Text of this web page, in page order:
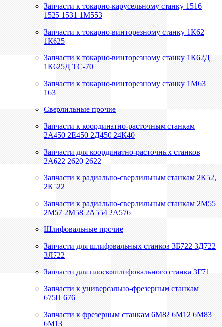
Запчасти к токарно-карусельному станку 1516
1525 1531 1М553
Запчасти к токарно-винторезному станку 1К62
1К625
Запчасти к токарно-винторезному станку 1К62Д
1К625Д ТС-70
Запчасти к токарно-винторезному станку 1М63
163
Сверлильные прочие
Запчасти к координатно-расточным станкам
2А450 2Е450 2Д450 24К40
Запчасти для координатно-расточных станков
2А622 2620 2622
Запчасти к радиально-сверлильным станкам 2К52,
2К522
Запчасти к радиально-сверлильным станкам 2М55
2М57 2М58 2А554 2А576
Шлифовальные прочие
Запчасти для шлифовальных станков 3Б722 3Д722
3Л722
Запчасти для плоскошлифовального станка 3Г71
Запчасти к универсально-фрезерным станкам
675П 676
Запчасти к фрезерным станкам 6М82 6М12 6М83
6М13